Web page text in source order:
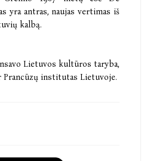
yra antras, naujas vertimas iš
kalbą.
Lietuvos kultūros taryba,
institutas Lietuvoje.